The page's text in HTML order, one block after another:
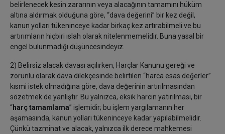
belirlenecek kesin zararının veya alacağının tamamını hüküm
altına aldırmak olduğuna göre, “dava değerini” bir kez değil,
kanun yolları tükeninceye kadar birkaç kez artırabilmeli ve bu
artırımların hiçbiri ıslah olarak nitelenmemelidir. Buna yasal bir
engel bulunmadığı düşüncesindeyiz.
2) Belirsiz alacak davası açılırken, Harçlar Kanunu gereği ve
zorunlu olarak dava dilekçesinde belirtilen “harca esas değerler”
kısmi istek olmadığına göre, dava değerinin artırılmasından
sözetmek de yanlıştır. Bu yalnızca, eksik harcın yatırılması, bir
“harç tamamlama” işlemidir; bu işlem yargılamanın her
aşamasında, kanun yolları tükeninceye kadar yapılabilmelidir.
Çünkü tazminat ve alacak, yalnızca ilk derece mahkemesi